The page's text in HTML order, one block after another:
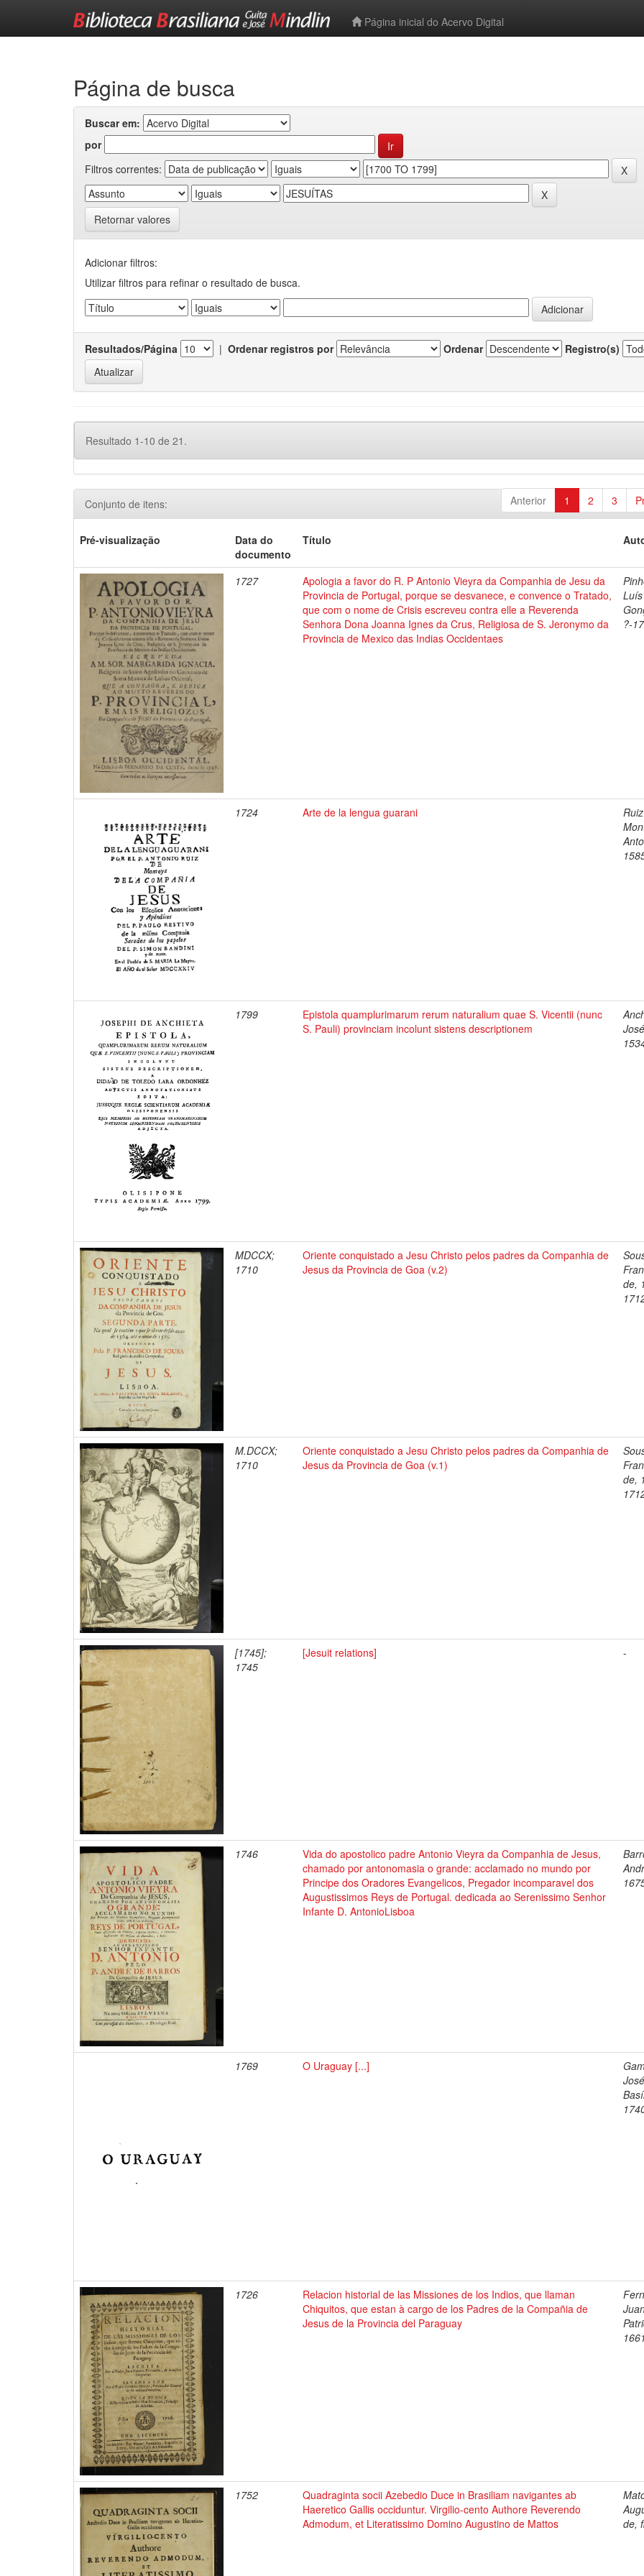
Página inicial do Acervo Digital
Página de busca
Buscar em:
por
Filtros correntes:
Retornar valores
Adicionar filtros:
Utilizar filtros para refinar o resultado de busca.
Resultados/Página | Ordenar registros por Ordenar Registro(s)
Resultado 1-10 de 21.
Anterior 1 2 3
Conjunto de itens:
Pré-visualização
Data do
documento
Título
1727
Apologia a favor do R. P Antonio Vieyra da Companhia de Jesu da
Provincia de Portugal, porque se desvanece, e convence o Tratado,
que com o nome de Crisis escreveu contra elle a Reverenda
Senhora Dona Joanna Ignes da Crus, Religiosa de S. Jeronymo da
Provincia de Mexico das Indias Occidentaes
Luís
?-
1724 Arte de la lengua guarani
1799
Epistola quamplurimarum rerum naturalium quae S. Vicentii (nunc
S. Pauli) provinciam incolunt sistens descriptionem
MDCCX;
1710
Oriente conquistado a Jesu Christo pelos padres da Companhia de
Jesus da Provincia de Goa (v.2)
de,
M.DCCX;
1710
Oriente conquistado a Jesu Christo pelos padres da Companhia de
Jesus da Provincia de Goa (v.1)
de,
[1745];
1745
[Jesuit relations] -
1746
Vida do apostolico padre Antonio Vieyra da Companhia de Jesus,
chamado por antonomasia o grande: acclamado no mundo por
Principe dos Oradores Evangelicos, Pregador incomparavel dos
Augustissimos Reys de Portugal. dedicada ao Serenissimo Senhor
Infante D. AntonioLisboa
1769 O Uraguay [...]
José
1726
Relacion historial de las Missiones de los Indios, que llaman
Chiquitos, que estan à cargo de los Padres de la Compañia de
Jesus de la Provincia del Paraguay
1752
Quadraginta socii Azebedio Duce in Brasiliam navigantes ab
Haeretico Gallis occiduntur. Virgilio-cento Authore Reverendo
Admodum, et Literatissimo Domino Augustino de Mattos
de,